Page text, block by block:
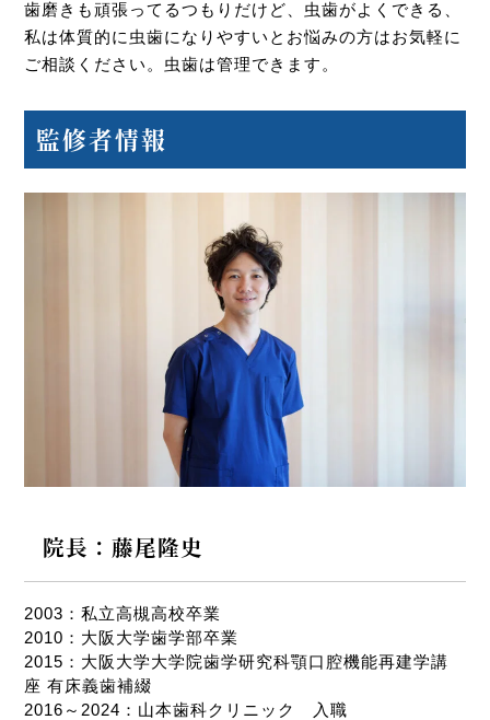
歯磨きも頑張ってるつもりだけど、虫歯がよくできる、
私は体質的に虫歯になりやすいとお悩みの方はお気軽に
ご相談ください。虫歯は管理できます。
監修者情報
院長：藤尾隆史
2003：私立高槻高校卒業
2010：大阪大学歯学部卒業
2015：大阪大学大学院歯学研究科顎口腔機能再建学講
座 有床義歯補綴
2016～2024：山本歯科クリニック 入職